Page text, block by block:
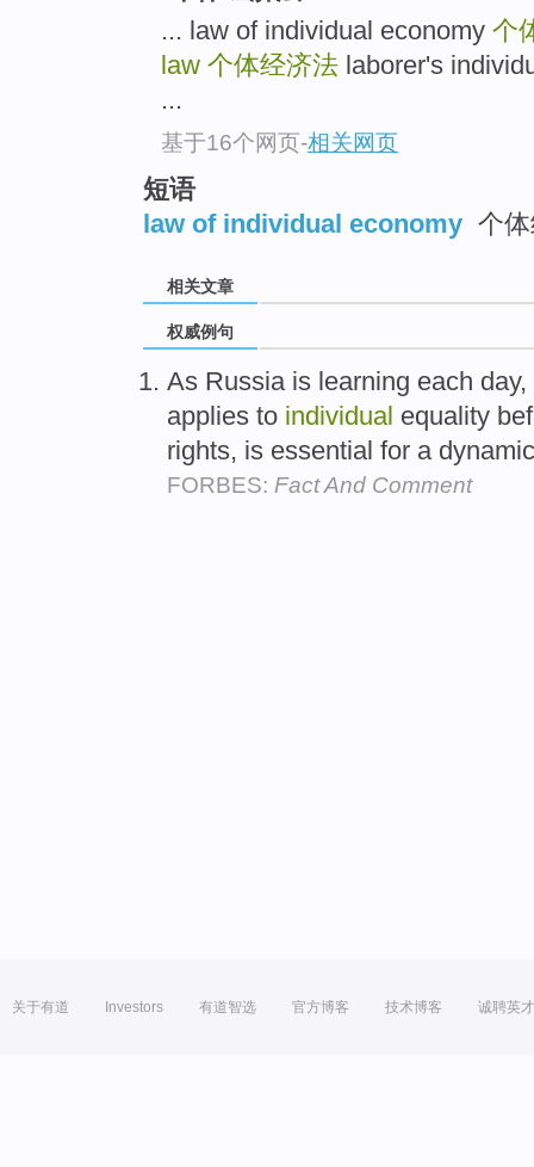
... law of individual economy 个
law 个体经济法 laborer's
...
基于16个网页-相关网页
短语
law of individual economy 个
相关文章
权威例句
As Russia is learning each
applies to individual equality
rights, is essential for a
FORBES: Fact And Comment
关于有道 Investors 有道智选 官方博客 技术博客 诚聘英才